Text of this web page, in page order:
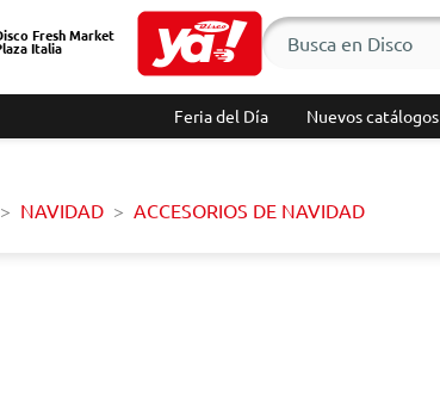
Fresh Market
Italia
Feria del Día Nuevos catálogos
NAVIDAD ACCESORIOS DE NAVIDAD